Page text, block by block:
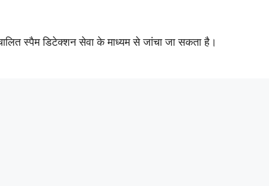
स्पैम डिटेक्शन सेवा के माध्यम से जांचा जा सकता है।